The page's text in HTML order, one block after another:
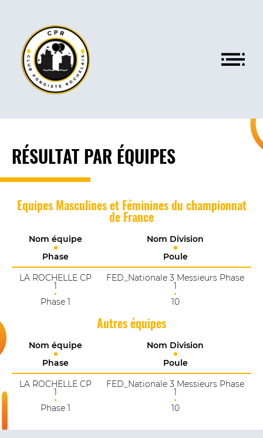
RÉSULTAT PAR ÉQUIPES
Equipes Masculines et Féminines du championnat
de France
Nom équipe
Phase
Nom Division
Poule
LA ROCHELLE CP
1
Phase 1
FED_Nationale 3 Messieurs Phase
1
10
Autres équipes
Nom équipe
Phase
Nom Division
Poule
LA ROCHELLE CP
1
Phase 1
FED_Nationale 3 Messieurs Phase
1
10